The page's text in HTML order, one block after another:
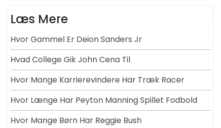
Læs Mere
Hvor Gammel Er Deion Sanders Jr
Hvad College Gik John Cena Til
Hvor Mange Karrierevindere Har Træk Racer
Hvor Længe Har Peyton Manning Spillet Fodbold
Hvor Mange Børn Har Reggie Bush